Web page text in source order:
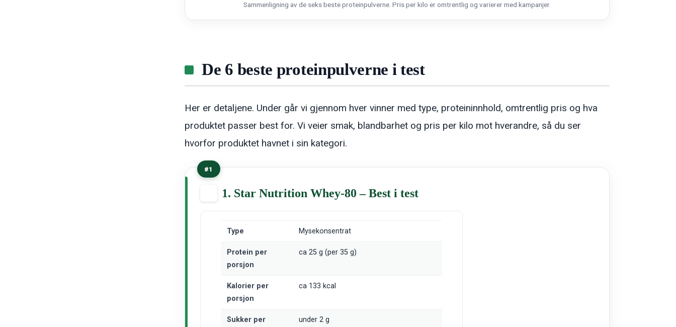
Sammenligning av de seks beste proteinpulverne. Pris per kilo er omtrentlig og varierer med kampanjer.
De 6 beste proteinpulverne i test
Her er detaljene. Under går vi gjennom hver vinner med type, proteininnhold, omtrentlig pris og hva
produktet passer best for. Vi veier smak, blandbarhet og pris per kilo mot hverandre, så du ser
hvorfor produktet havnet i sin kategori.
#1
1. Star Nutrition Whey-80 – Best i test
Type Mysekonsentrat
Protein per
porsjon
ca 25 g (per 35 g)
Kalorier per
porsjon
ca 133 kcal
Sukker per under 2 g